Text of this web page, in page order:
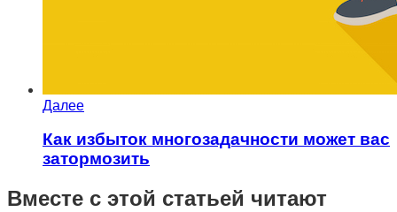
Далее
Как избыток многозадачности может вас
затормозить
Вместе с этой статьей читают